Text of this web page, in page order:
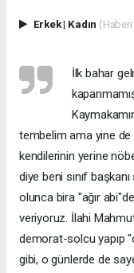
Erkek| Kadın
İlk bahar
tembelim ama yine de
kendilerinin yerine
diye beni sınıf
olunca bira "ağır
veriyoruz. İlahi
demorat-solcu yapıp
gibi, o günlerde de